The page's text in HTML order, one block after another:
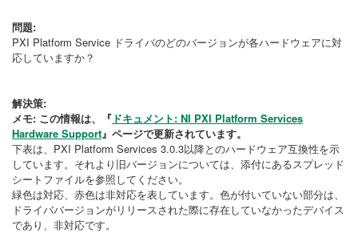
問題:
PXI Platform Service ドライバのどのバージョンが各ハードウェアに対
応していますか？
解決策:
メモ: この情報は、『 ドキュメント: NI PXI Platform Services
Hardware Support』ページで更新されています。
下表は、PXI Platform Services 3.0.3以降とのハードウェア互換性を示
しています。それより旧バージョンについては、添付にあるスプレッド
シートファイルを参照してください。
緑色は対応、赤色は非対応を表しています。色が付いていない部分は、
ドライババージョンがリリースされた際に存在していなかったデバイス
であり、非対応です。